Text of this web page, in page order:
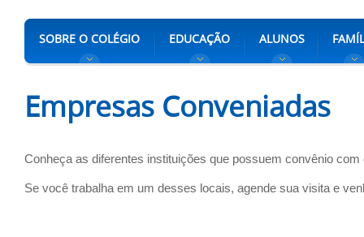
SOBRE O COLÉGIO EDUCAÇÃO ALUNOS
Empresas Conveniadas
Conheça as diferentes instituições que possuem convênio com
Se você trabalha em um desses locais, agende sua visita e